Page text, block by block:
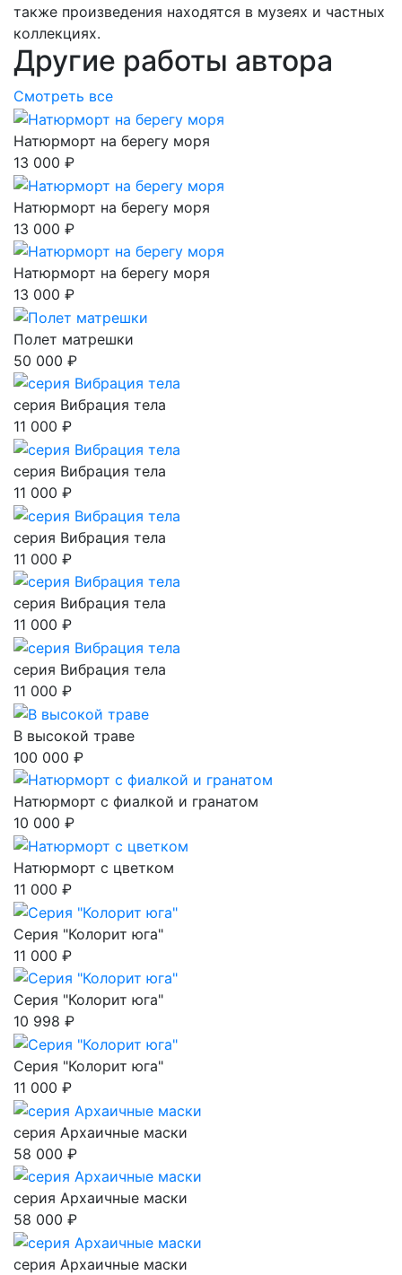
также произведения находятся в музеях и частных
коллекциях.
Другие работы автора
Смотреть все
Натюрморт на берегу моря
13 000 ₽
Натюрморт на берегу моря
13 000 ₽
Натюрморт на берегу моря
13 000 ₽
Полет матрешки
50 000 ₽
серия Вибрация тела
11 000 ₽
серия Вибрация тела
11 000 ₽
серия Вибрация тела
11 000 ₽
серия Вибрация тела
11 000 ₽
серия Вибрация тела
11 000 ₽
В высокой траве
100 000 ₽
Натюрморт с фиалкой и гранатом
10 000 ₽
Натюрморт с цветком
11 000 ₽
Серия "Колорит юга"
11 000 ₽
Серия "Колорит юга"
10 998 ₽
Серия "Колорит юга"
11 000 ₽
серия Архаичные маски
58 000 ₽
серия Архаичные маски
58 000 ₽
серия Архаичные маски